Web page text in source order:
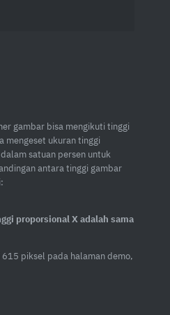
gambar bisa mengikuti tinggi
mengeset ukuran tinggi
satuan persen untuk
antara tinggi gambar
proporsional X adalah sama
piksel pada halaman demo,